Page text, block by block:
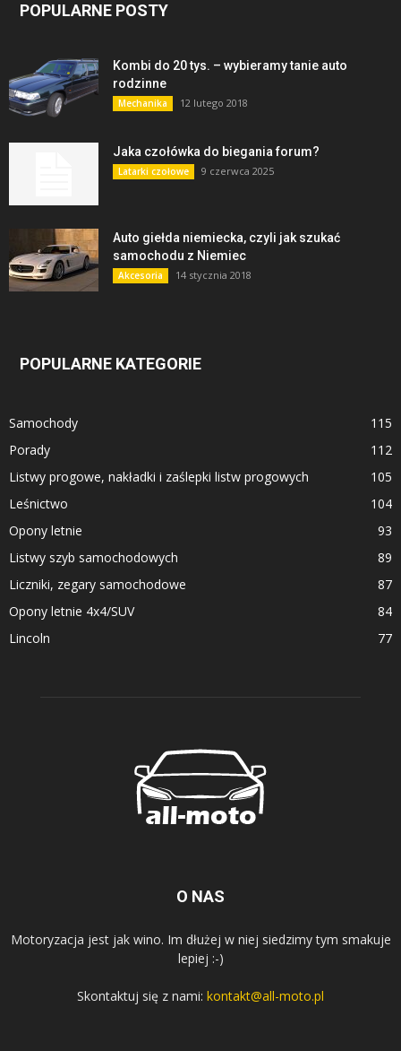
POPULARNE POSTY
Kombi do 20 tys. – wybieramy tanie auto
rodzinne
Mechanika 12 lutego 2018
Jaka czołówka do biegania forum?
Latarki czołowe 9 czerwca 2025
Auto giełda niemiecka, czyli jak szukać
samochodu z Niemiec
Akcesoria 14 stycznia 2018
POPULARNE KATEGORIE
Samochody
115
Porady
112
Listwy progowe, nakładki i zaślepki listw progowych
105
Leśnictwo
104
Opony letnie
93
Listwy szyb samochodowych
89
Liczniki, zegary samochodowe
87
Opony letnie 4x4/SUV
84
Lincoln
77
O NAS
Motoryzacja jest jak wino. Im dłużej w niej siedzimy tym smakuje
lepiej :-)
Skontaktuj się z nami: kontakt@all-moto.pl